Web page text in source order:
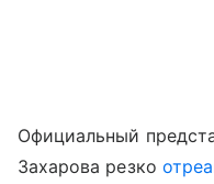
Официальный
Захарова резко